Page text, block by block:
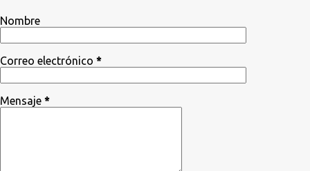
Nombre
Correo electrónico *
Mensaje *